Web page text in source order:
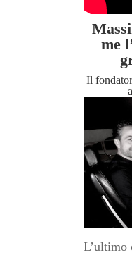
me
Il
L’ultimo